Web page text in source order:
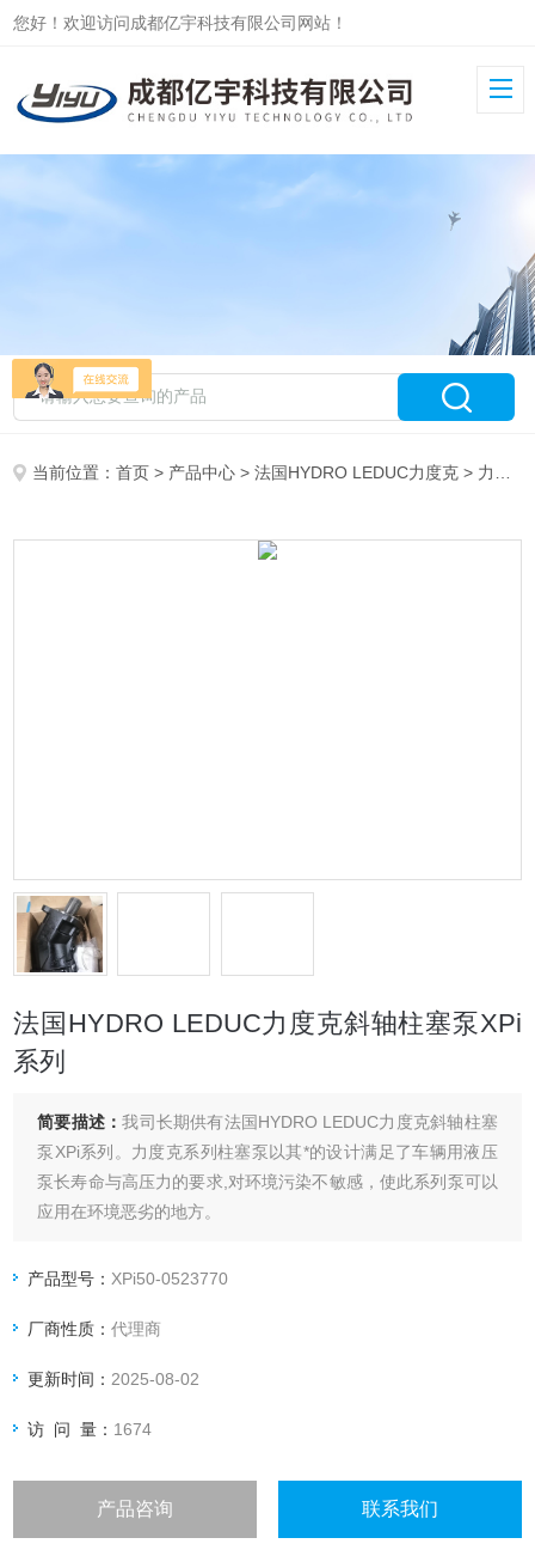
您好！欢迎访问成都亿宇科技有限公司网站！
当前位置：首页 > 产品中心 >法国HYDRO LEDUC力度克 > 力度克泵
法国HYDRO LEDUC力度克斜轴柱塞泵XPi
系列
简要描述：我司长期供有法国HYDRO LEDUC力度克斜轴柱塞
泵XPi系列。力度克系列柱塞泵以其*的设计满足了车辆用液压
泵长寿命与高压力的要求,对环境污染不敏感，使此系列泵可以
应用在环境恶劣的地方。
产品型号： XPi50-0523770
厂商性质：代理商
更新时间： 2025-08-02
访 问 量： 1674
产品咨询 联系我们